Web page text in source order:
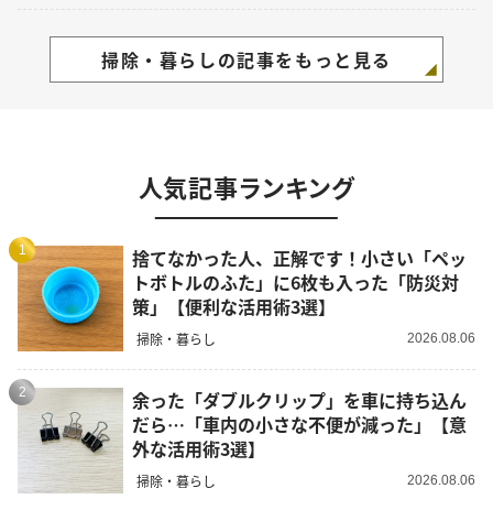
掃除・暮らしの記事をもっと見る
人気記事ランキング
1
捨てなかった人、正解です！小さい「ペッ
トボトルのふた」に6枚も入った「防災対
策」【便利な活用術3選】
掃除・暮らし 2026.08.06
2
余った「ダブルクリップ」を車に持ち込ん
だら…「車内の小さな不便が減った」【意
外な活用術3選】
掃除・暮らし 2026.08.06